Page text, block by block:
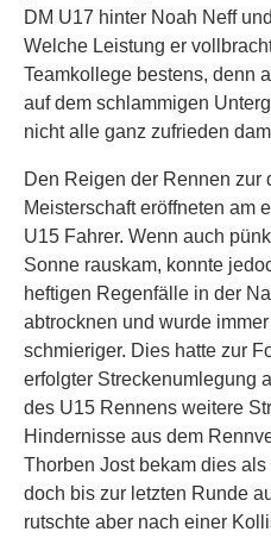
DM U17 hinter Noah Neff
Welche Leistung er
Teamkollege bestens, denn
auf dem schlammigen
nicht alle ganz zufrieden
Den Reigen der Rennen zur
Meisterschaft eröffneten am
U15 Fahrer. Wenn auch
Sonne rauskam, konnte
heftigen Regenfälle in der
abtrocknen und wurde
schmieriger. Dies hatte zur
erfolgter Streckenumlegung
des U15 Rennens weitere
Hindernisse aus dem
Thorben Jost bekam dies
doch bis zur letzten Runde
rutschte aber nach einer